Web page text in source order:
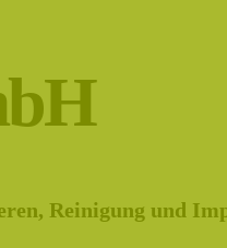
Reinigung und